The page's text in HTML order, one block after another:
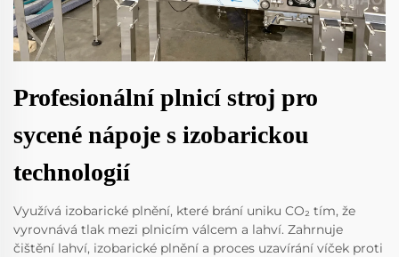
Profesionální plnicí stroj pro
sycené nápoje s izobarickou
technologií
Využívá izobarické plnění, které brání uniku CO₂ tím, že
vyrovnává tlak mezi plnicím válcem a lahví. Zahrnuje
čištění lahví, izobarické plnění a proces uzavírání víček proti